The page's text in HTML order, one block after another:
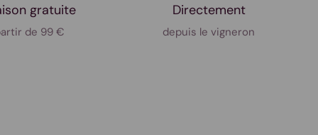
gratuite
de 99 €
Directement
depuis le vigneron